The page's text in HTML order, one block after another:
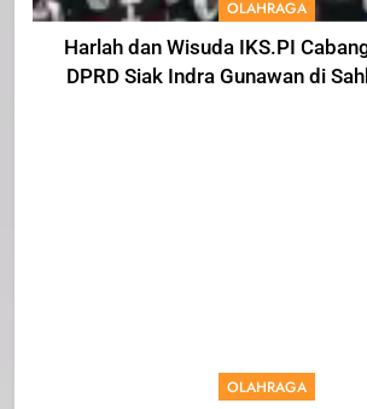
OLAHRAGA
Harlah dan Wisuda IKS.PI
DPRD Siak Indra Gunawan di
OLAHRAGA